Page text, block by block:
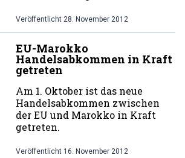
Veröffentlicht 28. November 2012
EU-Marokko
Handelsabkommen in Kraft
getreten
Am 1. Oktober ist das neue
Handelsabkommen zwischen
der EU und Marokko in Kraft
getreten.
Veröffentlicht 16. November 2012